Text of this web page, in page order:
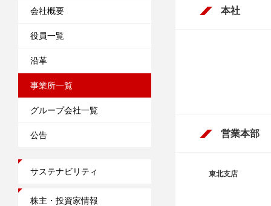
会社概要
役員一覧
沿革
事業所一覧
グループ会社一覧
公告
サステナビリティ
株主・投資家情報
本社
営業本部
東北支店